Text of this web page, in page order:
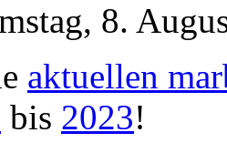
8.
aktuellen
bis 2023!